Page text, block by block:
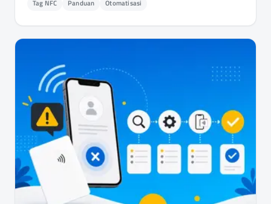
Tag NFC Panduan Otomatisasi